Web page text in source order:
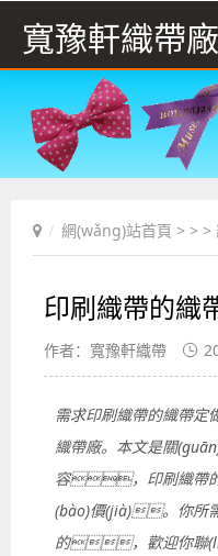
寬豫軒織帶廠
網(wǎng)站首頁 > > >
印刷織帶的織
作者：寬豫軒織帶
需求印刷織帶的織帶
織帶廠。本文是關
容，印刷織帶的
(bào)價(jià)。你所
的，歡迎你聯